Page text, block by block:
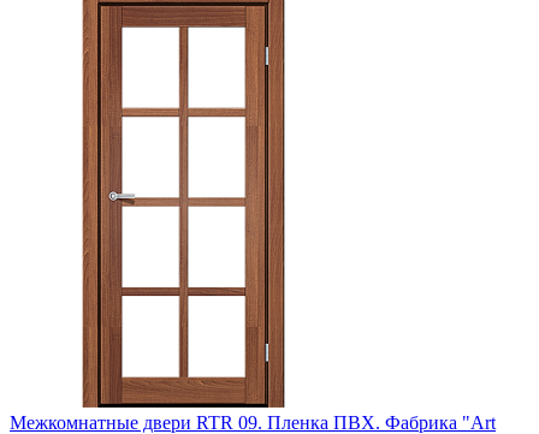
Межкомнатные двери RTR 09. Пленка ПВХ. Фабрика "Art